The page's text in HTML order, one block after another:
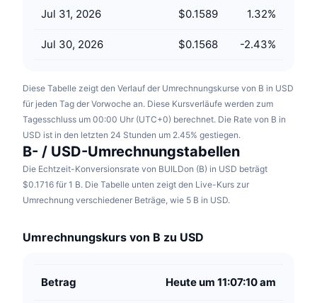
Jul 31, 2026 $0.1589 1.32%
Jul 30, 2026 $0.1568 -2.43%
Diese Tabelle zeigt den Verlauf der Umrechnungskurse von B in USD
für jeden Tag der Vorwoche an. Diese Kursverläufe werden zum
Tagesschluss um 00:00 Uhr (UTC+0) berechnet. Die Rate von B in
USD ist in den letzten 24 Stunden um 2.45% gestiegen.
B- / USD-Umrechnungstabellen
Die Echtzeit-Konversionsrate von BUILDon (B) in USD beträgt
$0.1716 für 1 B. Die Tabelle unten zeigt den Live-Kurs zur
Umrechnung verschiedener Beträge, wie 5 B in USD.
Umrechnungskurs von B zu USD
Betrag Heute um 11:07:10 am